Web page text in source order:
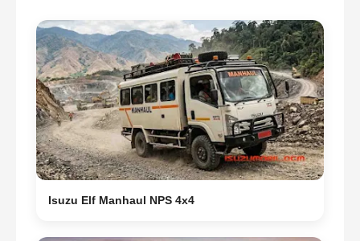
Isuzu Elf Manhaul NPS 4x4